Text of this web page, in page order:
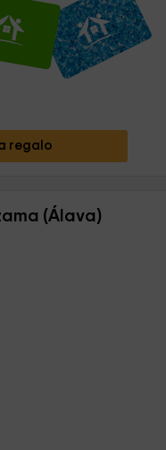
regalo
(Álava)